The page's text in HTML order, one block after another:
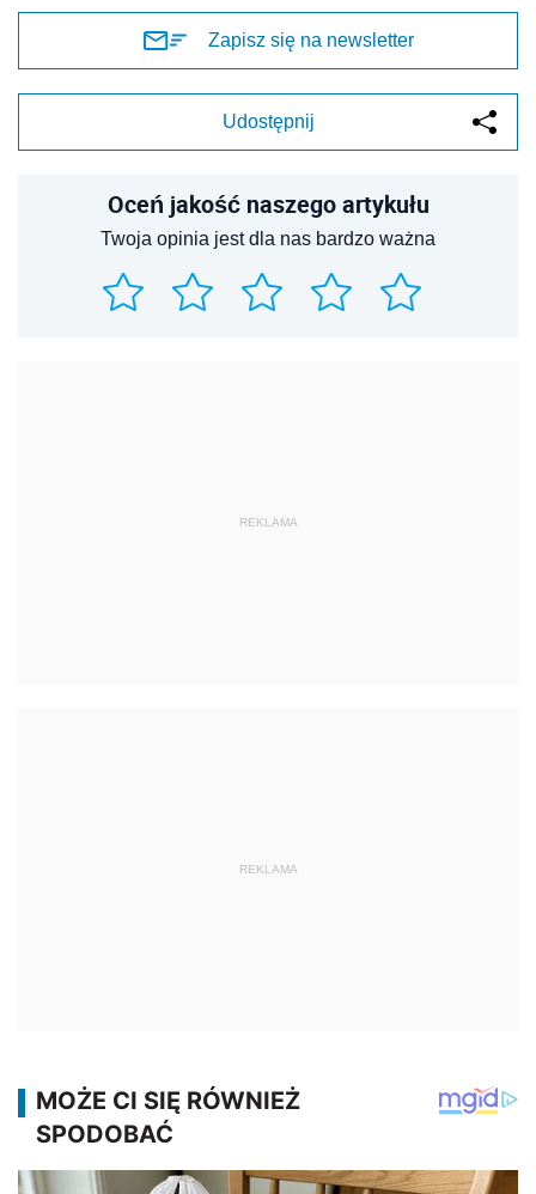
Zapisz się na newsletter
Udostępnij
Oceń jakość naszego artykułu
Twoja opinia jest dla nas bardzo ważna
REKLAMA
REKLAMA